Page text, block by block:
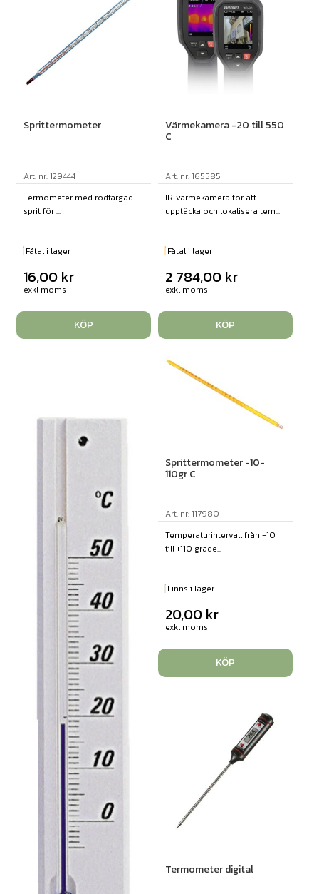
Sprittermometer
Art. nr: 129444
Termometer med rödfärgad
sprit för ...
Fåtal i lager
16,00 kr
exkl moms
KÖP
Värmekamera -20 till 550
C
Art. nr: 165585
IR‑värmekamera för att
upptäcka och lokalisera tem...
Fåtal i lager
2 784,00 kr
exkl moms
KÖP
Sprittermometer -10-
110gr C
Art. nr: 117980
Temperaturintervall från -10
till +110 grade...
Finns i lager
20,00 kr
exkl moms
KÖP
Termometer digital